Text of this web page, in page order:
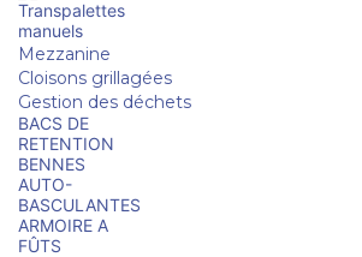
Mezzanine
Cloisons grillagées
Gestion des déchets
BACS DE
RETENTION
BENNES
AUTO-
BASCULANTES
ARMOIRE A
FÛTS